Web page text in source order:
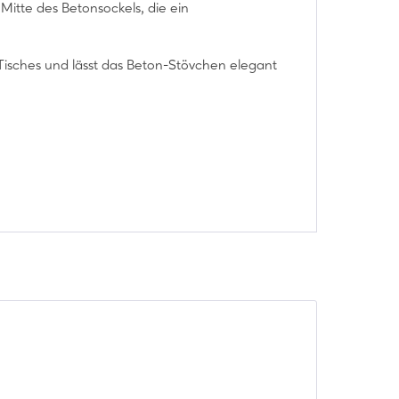
des Betonsockels, die ein
und lässt das Beton-Stövchen elegant